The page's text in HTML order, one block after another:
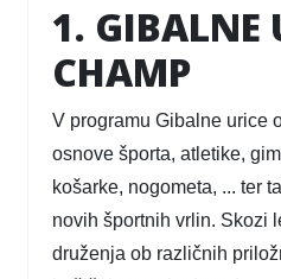
1. GIBALNE
CHAMP
V programu Gibalne urice
osnove športa, atletike,
košarke, nogometa, ... ter
novih športnih vrlin. Skozi
druženja ob različnih